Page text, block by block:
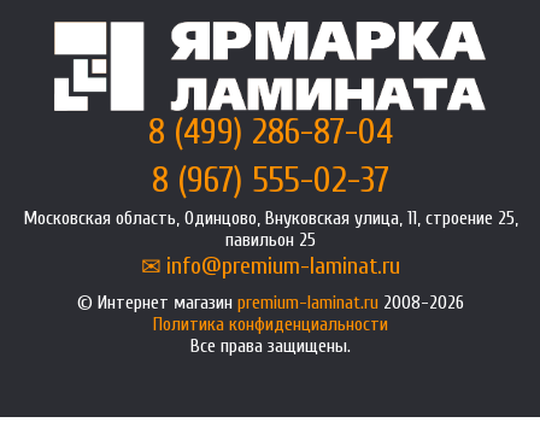
8 (499) 286-87-04
8 (967) 555-02-37
Московская область, Одинцово, Внуковская улица, 11, строение 25,
павильон 25
info@premium-laminat.ru
Интернет магазин premium-laminat.ru2008-2026
Политика конфиденциальности
Все права защищены.